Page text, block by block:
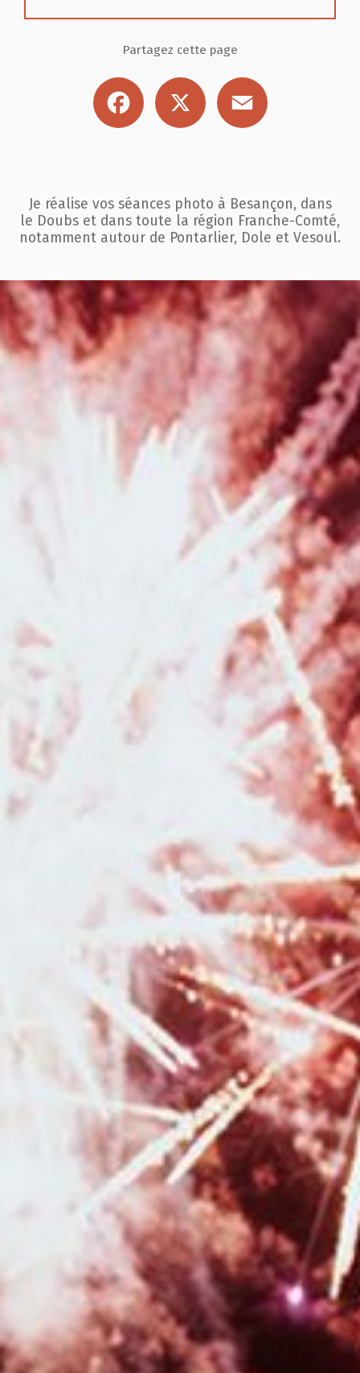
Partagez cette page
Facebook
Je réalise vos séances photo à Besançon, dans
le Doubs et dans toute la région Franche-Comté,
notamment autour de Pontarlier, Dole et Vesoul.